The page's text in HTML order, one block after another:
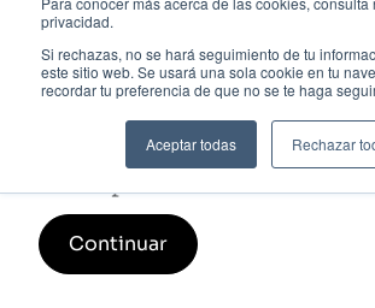
privacidad.
Si rechazas, no se hará seguimiento de tu
este sitio web. Se usará una sola cookie en tu
recordar tu preferencia de que no se te haga
Aceptar todas Rechazar
Data Science aplicado a
Financieros. 7ª Edición
Continuar